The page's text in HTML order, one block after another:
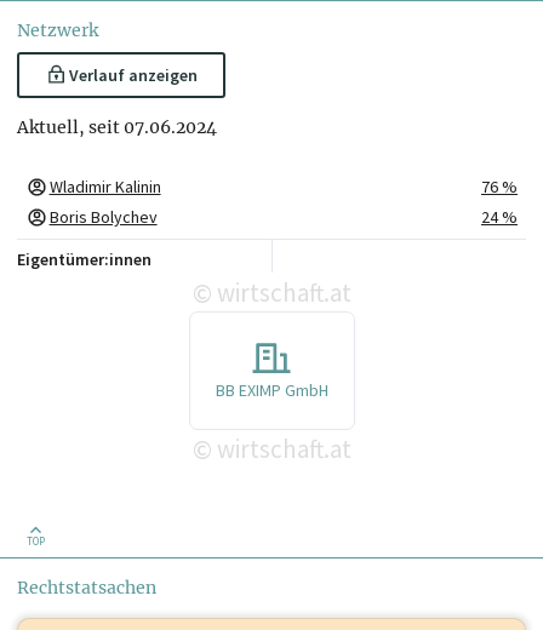
Netzwerk
Verlauf anzeigen
Aktuell, seit 07.06.2024
Wladimir Kalinin
76 %
Boris Bolychev
24 %
Eigentümer:innen
© wirtschaft.at
BB EXIMP GmbH
© wirtschaft.at
TOP
Rechtstatsachen